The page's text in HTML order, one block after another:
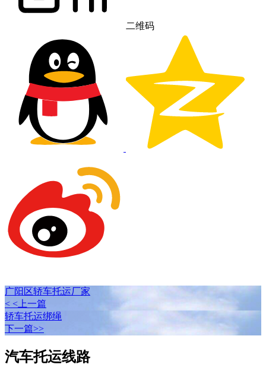
二维码
广阳区轿车托运厂家
< <上一篇
轿车托运绑绳
下一篇>>
汽车托运线路